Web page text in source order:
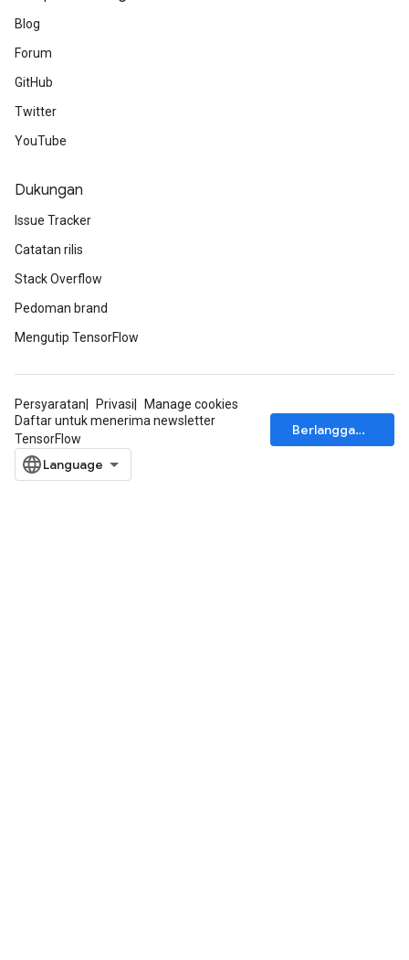
Blog
Forum
GitHub
Twitter
YouTube
Dukungan
Issue Tracker
Catatan rilis
Stack Overflow
Pedoman brand
Mengutip TensorFlow
Persyaratan Privasi
Manage cookies
Daftar untuk menerima newsletter
TensorFlow
Berlangganan